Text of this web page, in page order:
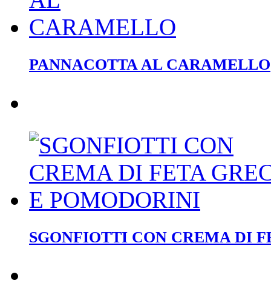
PANNACOTTA AL CARAMELLO
SGONFIOTTI CON CREMA DI